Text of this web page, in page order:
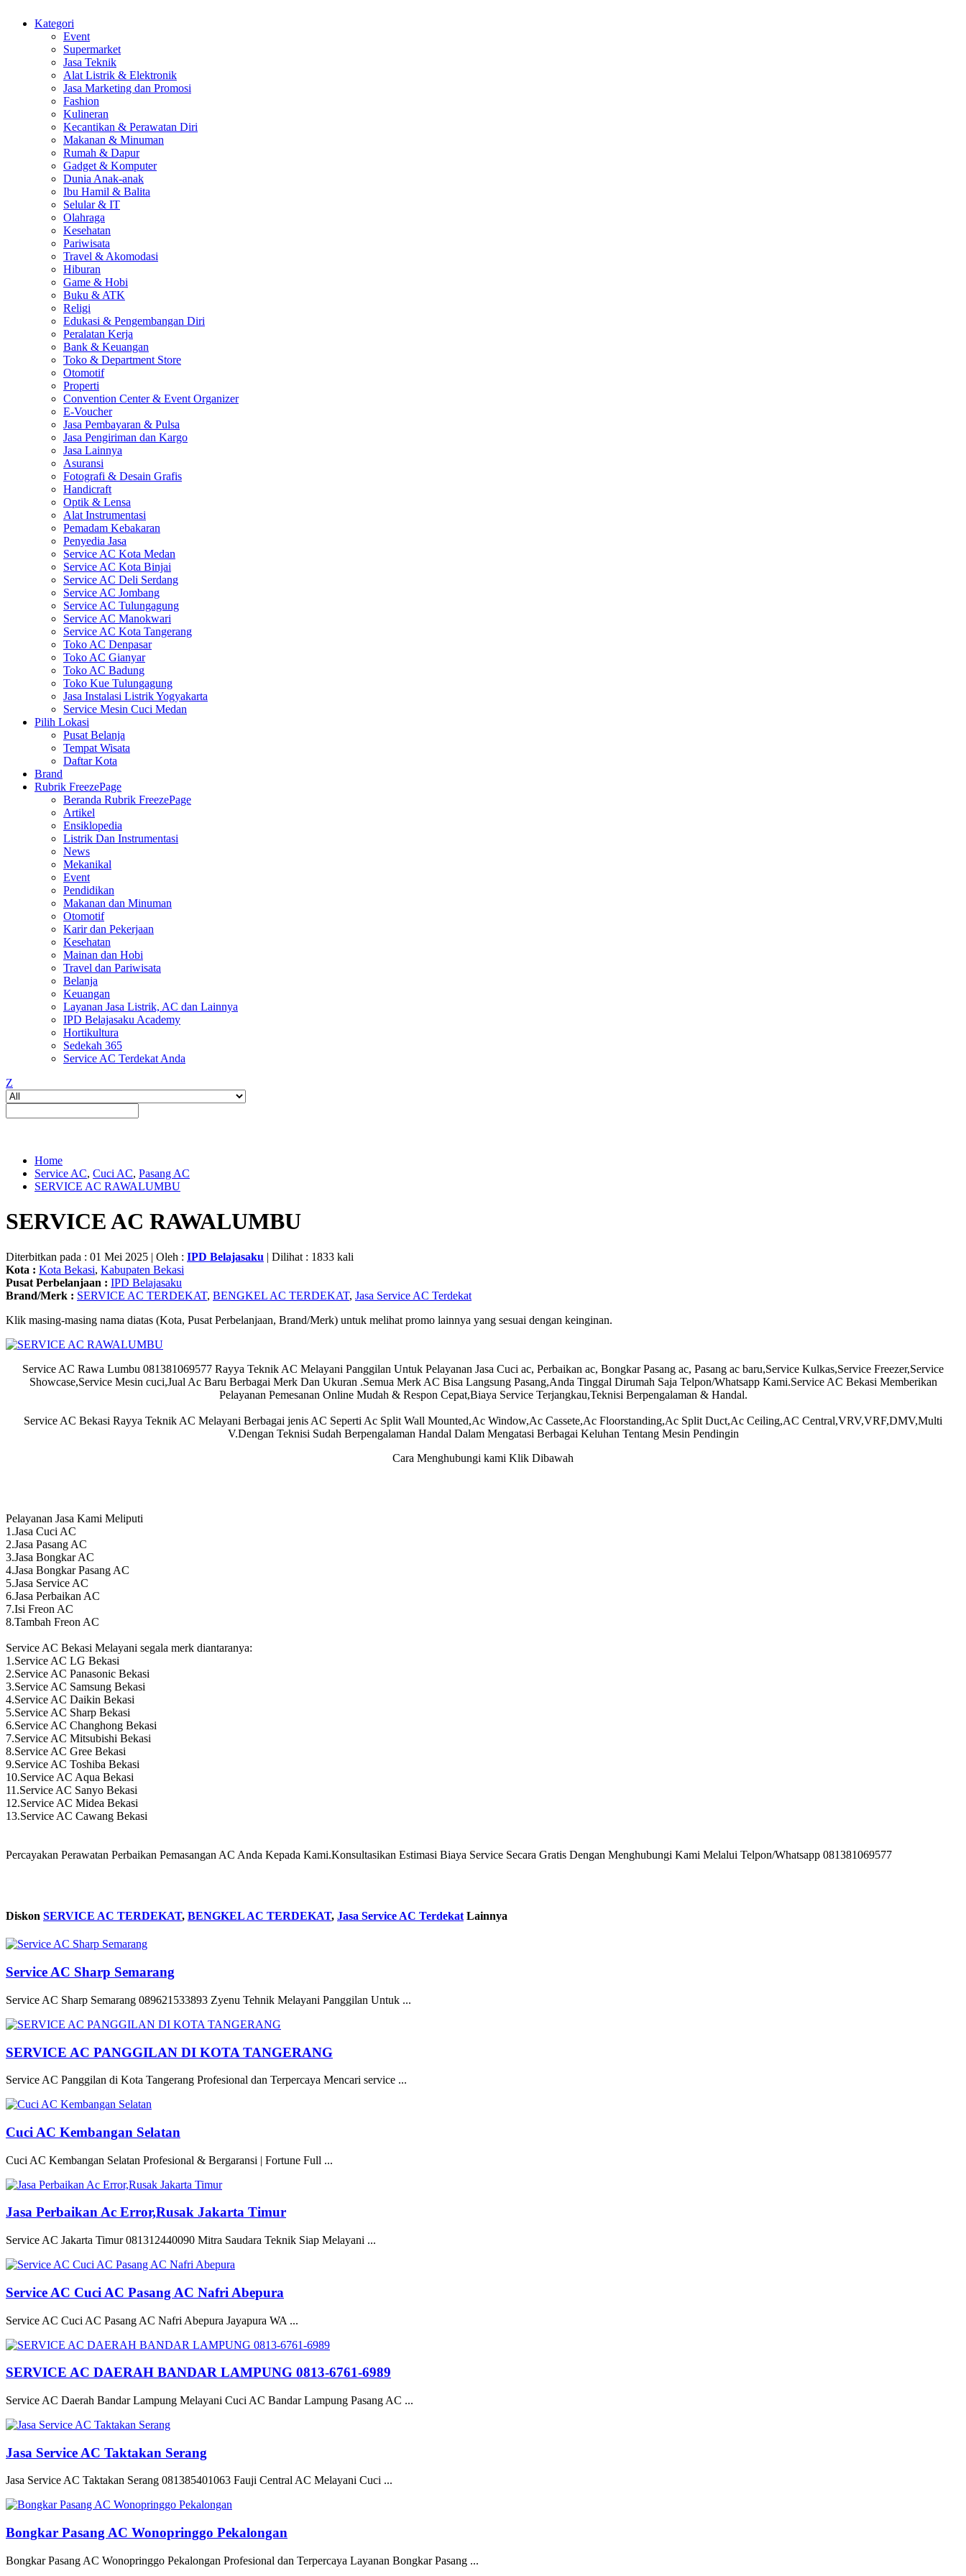
Kategori
Event
Supermarket
Jasa Teknik
Alat Listrik & Elektronik
Jasa Marketing dan Promosi
Fashion
Kulineran
Kecantikan & Perawatan Diri
Makanan & Minuman
Rumah & Dapur
Gadget & Komputer
Dunia Anak-anak
Ibu Hamil & Balita
Selular & IT
Olahraga
Kesehatan
Pariwisata
Travel & Akomodasi
Hiburan
Game & Hobi
Buku & ATK
Religi
Edukasi & Pengembangan Diri
Peralatan Kerja
Bank & Keuangan
Toko & Department Store
Otomotif
Properti
Convention Center & Event Organizer
E-Voucher
Jasa Pembayaran & Pulsa
Jasa Pengiriman dan Kargo
Jasa Lainnya
Asuransi
Fotografi & Desain Grafis
Handicraft
Optik & Lensa
Alat Instrumentasi
Pemadam Kebakaran
Penyedia Jasa
Service AC Kota Medan
Service AC Kota Binjai
Service AC Deli Serdang
Service AC Jombang
Service AC Tulungagung
Service AC Manokwari
Service AC Kota Tangerang
Toko AC Denpasar
Toko AC Gianyar
Toko AC Badung
Toko Kue Tulungagung
Jasa Instalasi Listrik Yogyakarta
Service Mesin Cuci Medan
Pilih Lokasi
Pusat Belanja
Tempat Wisata
Daftar Kota
Brand
Rubrik FreezePage
Beranda Rubrik FreezePage
Artikel
Ensiklopedia
Listrik Dan Instrumentasi
News
Mekanikal
Event
Pendidikan
Makanan dan Minuman
Otomotif
Karir dan Pekerjaan
Kesehatan
Mainan dan Hobi
Travel dan Pariwisata
Belanja
Keuangan
Layanan Jasa Listrik, AC dan Lainnya
IPD Belajasaku Academy
Hortikultura
Sedekah 365
Service AC Terdekat Anda
Z
Home
Service AC, Cuci AC, Pasang AC
SERVICE AC RAWALUMBU
SERVICE AC RAWALUMBU
Diterbitkan pada : 01 Mei 2025 | Oleh : IPD Belajasaku | Dilihat : 1833 kali
Kota : Kota Bekasi, Kabupaten Bekasi
Pusat Perbelanjaan : IPD Belajasaku
Brand/Merk : SERVICE AC TERDEKAT, BENGKEL AC TERDEKAT, Jasa Service AC Terdekat
Klik masing-masing nama diatas (Kota, Pusat Perbelanjaan, Brand/Merk) untuk melihat promo lainnya yang sesuai dengan keinginan.
Service AC Rawa Lumbu 081381069577 Rayya Teknik AC Melayani Panggilan Untuk Pelayanan Jasa Cuci ac, Perbaikan ac, Bongkar Pasang ac, Pasang ac baru,Service Kulkas,Service Freezer,Service
Showcase,Service Mesin cuci,Jual Ac Baru Berbagai Merk Dan Ukuran .Semua Merk AC Bisa Langsung Pasang,Anda Tinggal Dirumah Saja Telpon/Whatsapp Kami.Service AC Bekasi Memberikan
Pelayanan Pemesanan Online Mudah & Respon Cepat,Biaya Service Terjangkau,Teknisi Berpengalaman & Handal.
Service AC Bekasi Rayya Teknik AC Melayani Berbagai jenis AC Seperti Ac Split Wall Mounted,Ac Window,Ac Cassete,Ac Floorstanding,Ac Split Duct,Ac Ceiling,AC Central,VRV,VRF,DMV,Multi
V.Dengan Teknisi Sudah Berpengalaman Handal Dalam Mengatasi Berbagai Keluhan Tentang Mesin Pendingin
Cara Menghubungi kami Klik Dibawah
Pelayanan Jasa Kami Meliputi
1.Jasa Cuci AC
2.Jasa Pasang AC
3.Jasa Bongkar AC
4.Jasa Bongkar Pasang AC
5.Jasa Service AC
6.Jasa Perbaikan AC
7.Isi Freon AC
8.Tambah Freon AC
Service AC Bekasi Melayani segala merk diantaranya:
1.Service AC LG Bekasi
2.Service AC Panasonic Bekasi
3.Service AC Samsung Bekasi
4.Service AC Daikin Bekasi
5.Service AC Sharp Bekasi
6.Service AC Changhong Bekasi
7.Service AC Mitsubishi Bekasi
8.Service AC Gree Bekasi
9.Service AC Toshiba Bekasi
10.Service AC Aqua Bekasi
11.Service AC Sanyo Bekasi
12.Service AC Midea Bekasi
13.Service AC Cawang Bekasi
Percayakan Perawatan Perbaikan Pemasangan AC Anda Kepada Kami.Konsultasikan Estimasi Biaya Service Secara Gratis Dengan Menghubungi Kami Melalui Telpon/Whatsapp 081381069577
Diskon SERVICE AC TERDEKAT, BENGKEL AC TERDEKAT, Jasa Service AC Terdekat Lainnya
Service AC Sharp Semarang
Service AC Sharp Semarang 089621533893 Zyenu Tehnik Melayani Panggilan Untuk ...
SERVICE AC PANGGILAN DI KOTA TANGERANG
Service AC Panggilan di Kota Tangerang Profesional dan Terpercaya Mencari service ...
Cuci AC Kembangan Selatan
Cuci AC Kembangan Selatan Profesional & Bergaransi | Fortune Full ...
Jasa Perbaikan Ac Error,Rusak Jakarta Timur
Service AC Jakarta Timur 081312440090 Mitra Saudara Teknik Siap Melayani ...
Service AC Cuci AC Pasang AC Nafri Abepura
Service AC Cuci AC Pasang AC Nafri Abepura Jayapura WA ...
SERVICE AC DAERAH BANDAR LAMPUNG 0813-6761-6989
Service AC Daerah Bandar Lampung Melayani Cuci AC Bandar Lampung Pasang AC ...
Jasa Service AC Taktakan Serang
Jasa Service AC Taktakan Serang 081385401063 Fauji Central AC Melayani Cuci ...
Bongkar Pasang AC Wonopringgo Pekalongan
Bongkar Pasang AC Wonopringgo Pekalongan Profesional dan Terpercaya Layanan Bongkar Pasang ...